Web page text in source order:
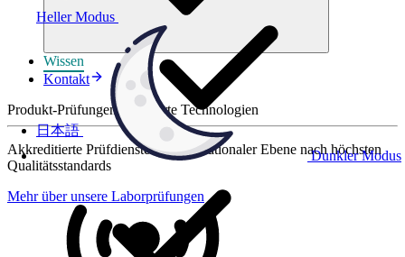
Heller Modus
Dunkler Modus
日本語
Wissen
Kontakt
Produkt-Prüfungen für smarte Technologien
Akkreditierte Prüfdienste auf internationaler Ebene nach höchsten
Qualitätsstandards
Mehr über unsere Laborprüfungen